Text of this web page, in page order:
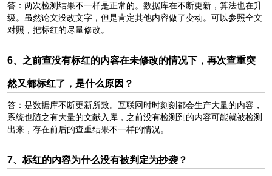
答：两次检测结果不一样是正常的。数据库在不断更新，算法也在升
级。虽然论文没改文字，但是肯定其他内容做了变动。可以参照全文
对照，把标红的尽量修改。
6、之前查没有标红的内容在未修改的情况下，再次查重突
然又都标红了，是什么原因？
答：是数据库不断更新所致。互联网时时刻刻都会生产大量的内容，
系统也随之有大量的文献入库，之前没有检测到的内容可能就被检测
出来，存在前后的查重结果不一样的情况。
7、标红的内容为什么没有被判定为抄袭？